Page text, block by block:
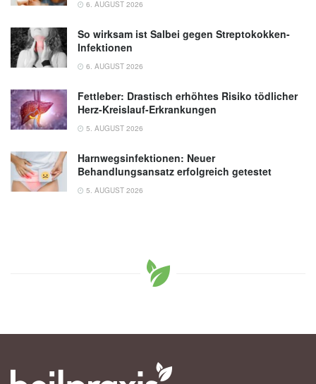
6. AUGUST 2026
So wirksam ist Salbei gegen Streptokokken-
Infektionen
6. AUGUST 2026
Fettleber: Drastisch erhöhtes Risiko tödlicher
Herz-Kreislauf-Erkrankungen
5. AUGUST 2026
Harnwegsinfektionen: Neuer
Behandlungsansatz erfolgreich getestet
5. AUGUST 2026